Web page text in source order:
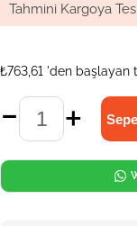
Tahmini Kargoya
₺763,61 'den başlayan